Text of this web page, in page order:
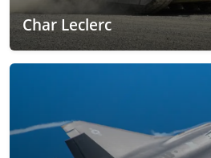
Char Leclerc